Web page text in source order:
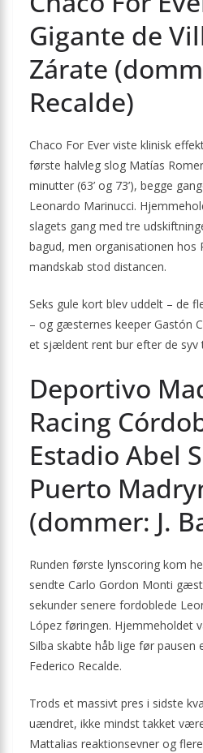
Gigante de
Zárate
Recalde)
Chaco For Ever viste klinisk
første halvleg slog Matías
minutter (63’ og 73’), begge
Leonardo Marinucci.
slagets gang med tre
bagud, men organisationen hos
mandskab stod distancen.
Seks gule kort blev uddelt – de
– og gæsternes keeper Gastón
et sjældent rent bur efter de
Deportivo
Racing
Estadio Abel
Puerto
(dommer: J.
Runden første lynscoring kom
sendte Carlo Gordon Monti
sekunder senere fordoblede
López føringen. Hjemmeholdet
Silba skabte håb lige før
Federico Recalde.
Trods et massivt pres i sidste
uændret, ikke mindst takket
Mattalias reaktionsevner og